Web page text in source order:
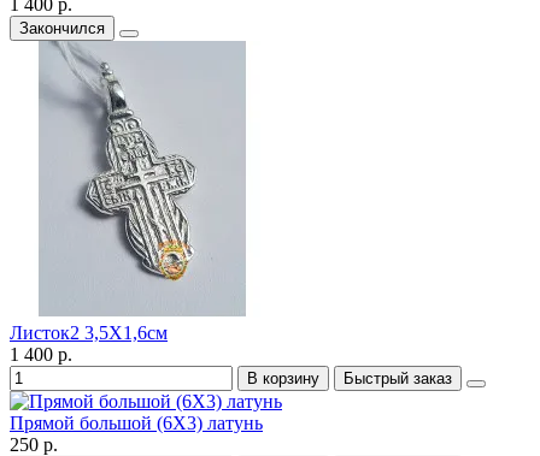
Закончился
Листок2 3,5X1,6см
1 400 р.
В корзину Быстрый заказ
Прямой большой (6X3) латунь
250 р.